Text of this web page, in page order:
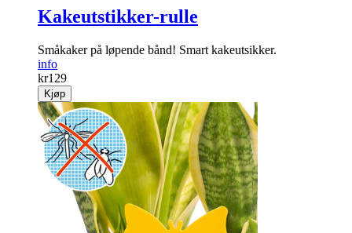
Kakeutstikker-rulle
Småkaker på løpende bånd! Smart kakeutsikker.
info
kr129
Kjøp